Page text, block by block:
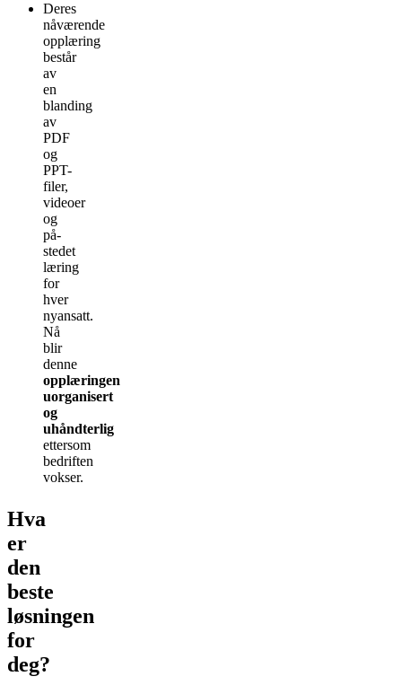
Deres
nåværende
opplæring
består
av
en
blanding
av
PDF
og
PPT-
filer,
videoer
og
på-
stedet
læring
for
hver
nyansatt.
Nå
blir
denne
opplæringen
uorganisert
og
uhåndterlig
ettersom
bedriften
vokser.
Hva
er
den
beste
løsningen
for
deg?